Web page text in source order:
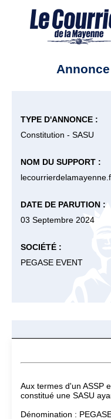
TYPE D'ANNONCE :
Constitution - SASU
NOM DU SUPPORT :
DATE DE PARUTION :
03 Septembre 2024
SOCIÉTÉ :
PEGASE EVENT
Aux termes d'un ASSP
constitué une SASU
Dénomination :